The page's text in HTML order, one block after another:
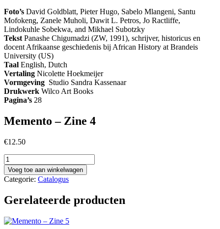
Foto’s David Goldblatt, Pieter Hugo, Sabelo Mlangeni, Santu
Mofokeng, Zanele Muholi, Dawit L. Petros, Jo Ractliffe,
Lindokuhle Sobekwa, and Mikhael Subotzky
Tekst Panashe Chigumadzi (ZW, 1991), schrijver, historicus en
docent Afrikaanse geschiedenis bij African History at Brandeis
University (US)
Taal English, Dutch
Vertaling Nicolette Hoekmeijer
Vormgeving Studio Sandra Kassenaar
Drukwerk Wilco Art Books
Pagina’s 28
Memento – Zine 4
€12.50
Memento
-
Zine
4
Voeg toe aan winkelwagen
Categorie: Catalogus
Gerelateerde producten